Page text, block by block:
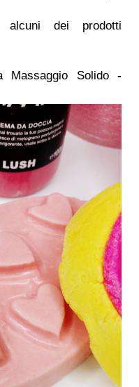
alcuni dei prodotti
Massaggio Solido -